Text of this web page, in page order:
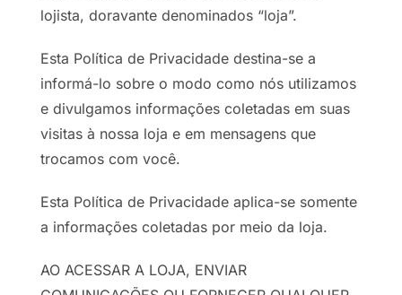
lojista, doravante denominados “loja”.
Esta Política de Privacidade destina-se a
informá-lo sobre o modo como nós utilizamos
e divulgamos informações coletadas em suas
visitas à nossa loja e em mensagens que
trocamos com você.
Esta Política de Privacidade aplica-se somente
a informações coletadas por meio da loja.
AO ACESSAR A LOJA, ENVIAR